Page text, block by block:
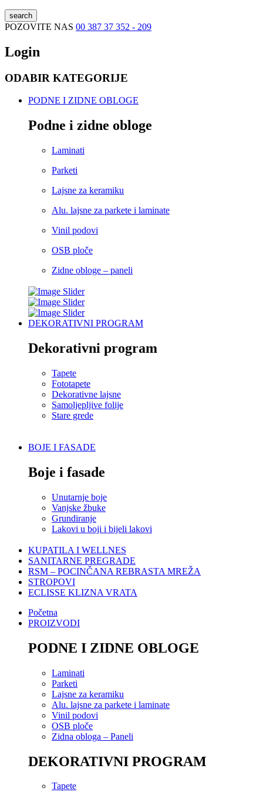
search
POZOVITE NAS 00 387 37 352 - 209
Login
ODABIR KATEGORIJE
PODNE I ZIDNE OBLOGE
Podne i zidne obloge
Laminati
Parketi
Lajsne za keramiku
Alu. lajsne za parkete i laminate
Vinil podovi
OSB ploče
Zidne obloge – paneli
DEKORATIVNI PROGRAM
Dekorativni program
Tapete
Fototapete
Dekorativne lajsne
Samoljepljive folije
Stare grede
BOJE I FASADE
Boje i fasade
Unutarnje boje
Vanjske žbuke
Grundiranje
Lakovi u boji i bijeli lakovi
KUPATILA I WELLNES
SANITARNE PREGRADE
RSM – POCINČANA REBRASTA MREŽA
STROPOVI
ECLISSE KLIZNA VRATA
Početna
PROIZVODI
PODNE I ZIDNE OBLOGE
Laminati
Parketi
Lajsne za keramiku
Alu. lajsne za parkete i laminate
Vinil podovi
OSB ploče
Zidna obloga – Paneli
DEKORATIVNI PROGRAM
Tapete